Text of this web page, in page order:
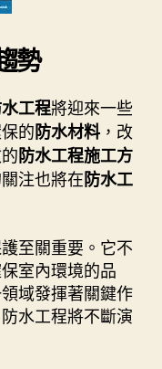
勢
工程將迎來一些
的防水材料，改
防水工程施工方
注也將在防水工
至關重要。它不
室內環境的品
域發揮著關鍵作
水工程將不斷演